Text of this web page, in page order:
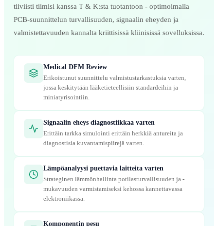
tiiviisti tiimisi kanssa T & K:sta tuotantoon - optimoimalla
PCB-suunnittelun turvallisuuden, signaalin eheyden ja
valmistettavuuden kannalta kriittisissä kliinisissä sovelluksissa.
Medical DFM Review
Erikoistunut suunnittelu valmistustarkastuksia varten,
jossa keskitytään lääketieteellisiin standardeihin ja
miniatyrisointiin.
Signaalin eheys diagnostiikkaa varten
Erittäin tarkka simulointi erittäin herkkiä antureita ja
diagnostisia kuvantamispiirejä varten.
Lämpöanalyysi puettavia laitteita varten
Strateginen lämmönhallinta potilasturvallisuuden ja -
mukavuuden varmistamiseksi kehossa kannettavassa
elektroniikassa.
Komponentin pesu